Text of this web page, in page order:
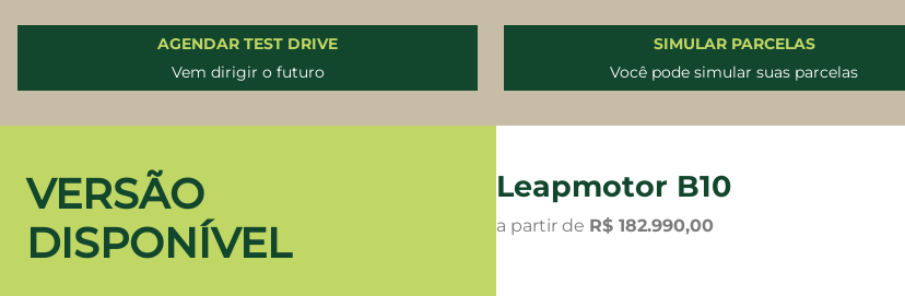
AGENDAR TEST DRIVE
Vem dirigir o futuro
SIMULAR PARCELAS
Você pode simular suas parcelas
VERSÃO
DISPONÍVEL
Leapmotor B10
a partir de R$ 182.990,00